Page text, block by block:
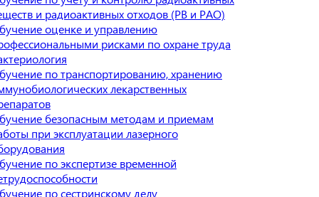
и радиоактивных отходов (РВ и РАО)
оценке и управлению
рисками по охране труда
по транспортированию, хранению
лекарственных
безопасным методам и приемам
при эксплуатации лазерного
по экспертизе временной
по сестринскому делу